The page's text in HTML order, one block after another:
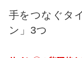
手をつなぐタ
ン」3つ